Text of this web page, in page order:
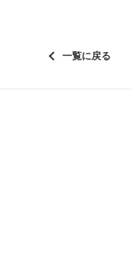
一覧に戻る